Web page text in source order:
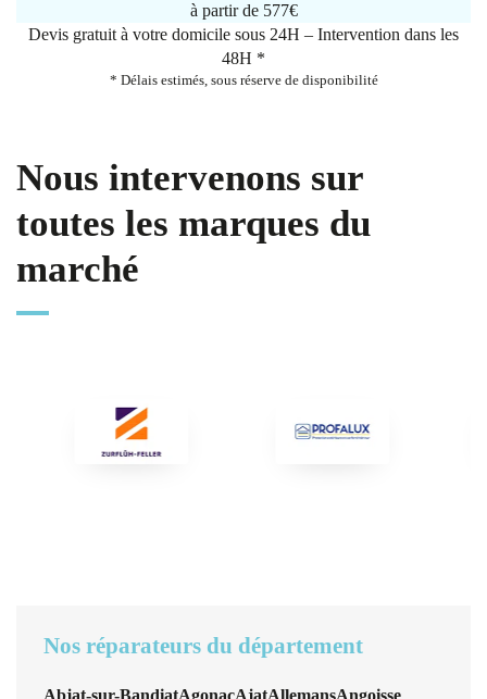
à partir de 577€
Devis gratuit à votre domicile sous 24H – Intervention dans les
48H *
* Délais estimés, sous réserve de disponibilité
Nous intervenons sur
toutes les marques du
marché
Nos réparateurs du département
Abjat-sur-BandiatAgonacAjatAllemansAngoisse